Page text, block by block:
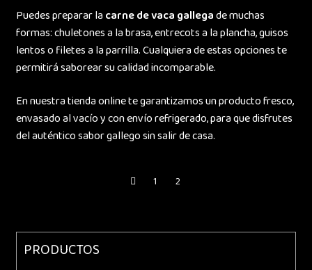
Puedes preparar la carne de vaca gallegade muchas
formas: chuletones a la brasa, entrecots a la plancha, guisos
lentos o filetes a la parrilla. Cualquiera de estas opciones te
permitirá saborear su calidad incomparable.
En nuestra tienda online te garantizamos un producto fresco,
envasado al vacío y con envío refrigerado, para que disfrutes
del auténtico sabor gallego sin salir de casa.
1 2
PRODUCTOS